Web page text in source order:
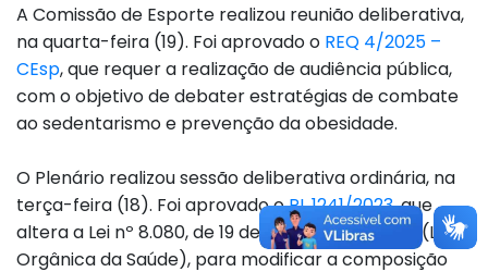
A Comissão de Esporte realizou reunião deliberativa,
na quarta-feira (19). Foi aprovado o REQ 4/2025 –
CEsp, que requer a realização de audiência pública,
com o objetivo de debater estratégias de combate
ao sedentarismo e prevenção da obesidade.
O Plenário realizou sessão deliberativa ordinária, na
terça-feira (18). Foi aprovado oPL 1241/2023, que
altera a Lei nº 8.080, de 19 de setembro de 1990 (Lei
Orgânica da Saúde), para modificar a composição